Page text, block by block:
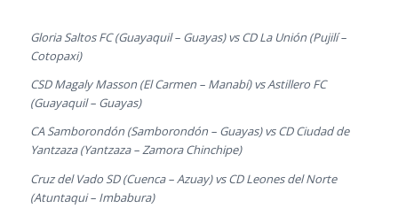
Gloria Saltos FC (Guayaquil – Guayas) vs CD La Unión (Pujilí –
Cotopaxi)
CSD Magaly Masson (El Carmen – Manabí) vs Astillero FC
(Guayaquil – Guayas)
CA Samborondón (Samborondón – Guayas) vs CD Ciudad de
Yantzaza (Yantzaza – Zamora Chinchipe)
Cruz del Vado SD (Cuenca – Azuay) vs CD Leones del Norte
(Atuntaqui – Imbabura)